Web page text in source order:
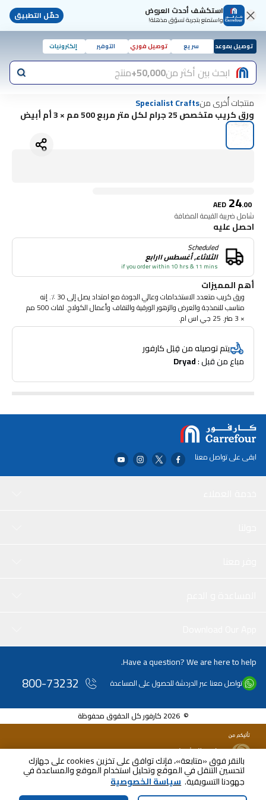
بالنقر فوق «متابعة»، فإنك توافق على تخزين cookies على جهازك
لتحسين التنقل في الموقع وتحليل استخدام الموقع والمساعدة في
جهودنا التسويقية. سياسة الخصوصية
استكشف أحدث العروض
واستمتع بتجربة تسوّق مذهلة! حمّل التطبيق
توصيل بموعد سريع توصيل فوري التوفير إلكترونيات
ابحث بين أكثر من50,000+ منتج
منتجات أُخرى منSpecialist Crafts
ورق كريب متخصص 25 جرام لكل متر مربع 500 مم × 3 أم أبيض
AED 24.00
شامل ضريبة القيمة المضافة
احصل عليه
Scheduled
الثلاثاء, أغسطس ١١رابع
if you order within 10 hrs & 11 mins
أهم المميزات
ورق كريب متعدد الاستخدامات وعالي الجودة مع امتداد يصل إلى 30 ٪. إنه
مناسب للنمذجة والعرض والزهور الورقية والتفاف وأعمال الكولاج. لفات 500 مم
× 3 متر. 25 جي اس ام.
يتم توصيله من قِبَل كارفور
مباع من قبل : Dryad
AED24.00
شامل ضريبة القيمة المضافة
ابقى على تواصل معنا
Have a question? We are here to help.
تواصل معنا عبر الدردشة للحصول على المساعدة 800-73232
© 2026 كارفور كل الحقوق محفوظة